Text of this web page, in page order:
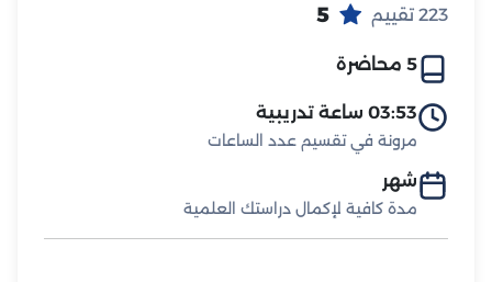
223 تقييم 5
5 محاضرة
03:53 ساعة تدريبية
مرونة في تقسيم عدد الساعات
شهر
مدة كافية لإكمال دراستك العلمية